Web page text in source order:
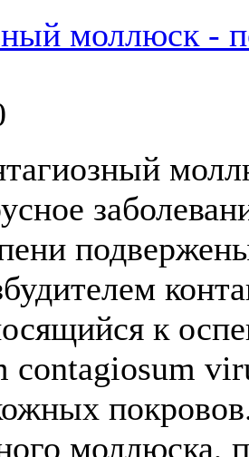
моллюск -
к
contagiosum
моллюска,